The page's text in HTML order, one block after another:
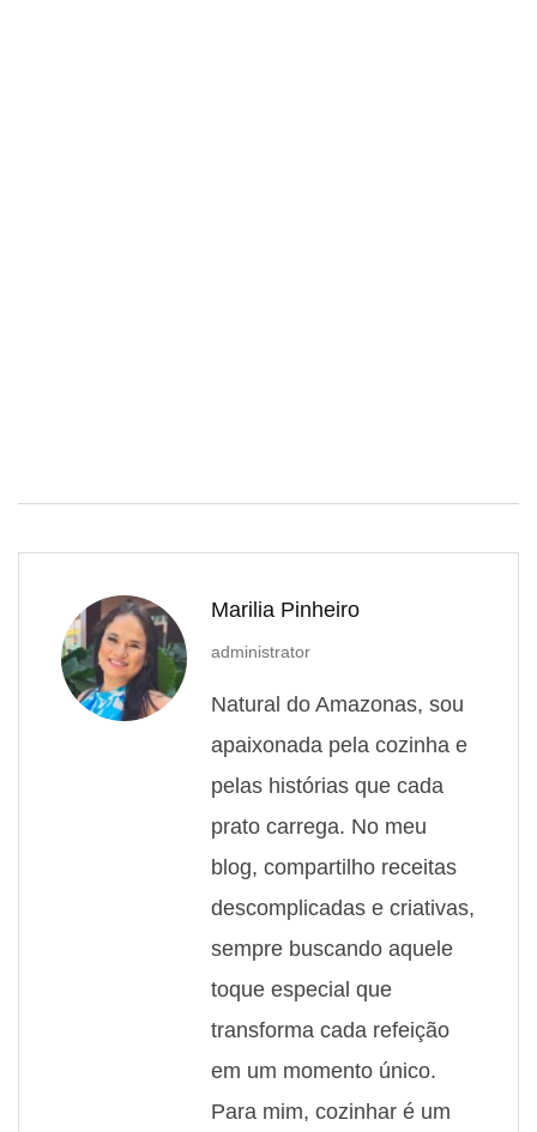
Marilia Pinheiro
administrator
Natural do Amazonas, sou
apaixonada pela cozinha e
pelas histórias que cada
prato carrega. No meu
blog, compartilho receitas
descomplicadas e criativas,
sempre buscando aquele
toque especial que
transforma cada refeição
em um momento único.
Para mim, cozinhar é um